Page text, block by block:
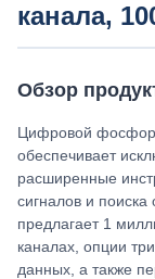
канала,
Обзор
Цифровой
обеспечивает
расширенные
сигналов и
предлагает 1
каналах, опции
данных, а также